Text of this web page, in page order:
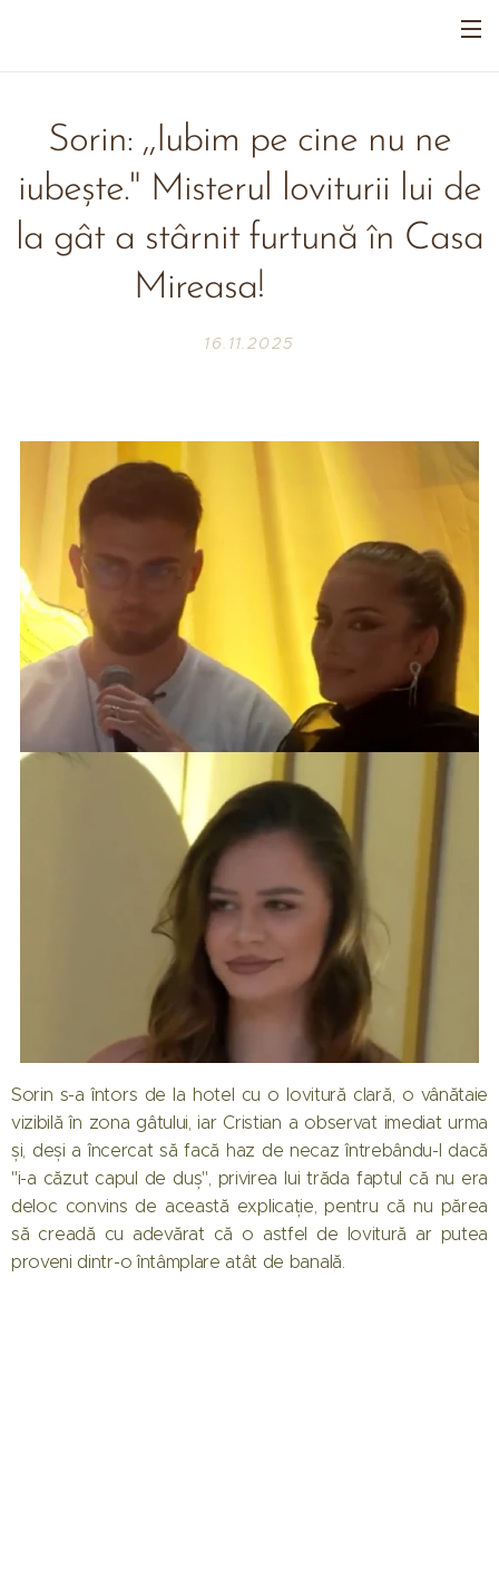
Sorin: ,,Iubim pe cine nu ne
iubește." Misterul loviturii lui de
la gât a stârnit furtună în Casa
Mireasa! 😱💣
16.11.2025
Sorin s-a întors de la hotel cu o lovitură clară, o vânătaie
vizibilă în zona gâtului, iar Cristian a observat imediat urma
și, deși a încercat să facă haz de necaz întrebându-l dacă
"i-a căzut capul de duș", privirea lui trăda faptul că nu era
deloc convins de această explicație, pentru că nu părea
să creadă cu adevărat că o astfel de lovitură ar putea
proveni dintr-o întâmplare atât de banală.